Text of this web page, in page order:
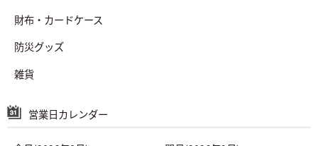
財布・カードケース
防災グッズ
雑貨
営業日カレンダー